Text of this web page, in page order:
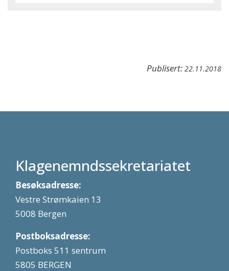
Publisert: 22.11.2018
Klagenemndssekretariatet
Besøksadresse:
Vestre Strømkaien 13
5008 Bergen
Postboksadresse:
Postboks 511 sentrum
5805 BERGEN